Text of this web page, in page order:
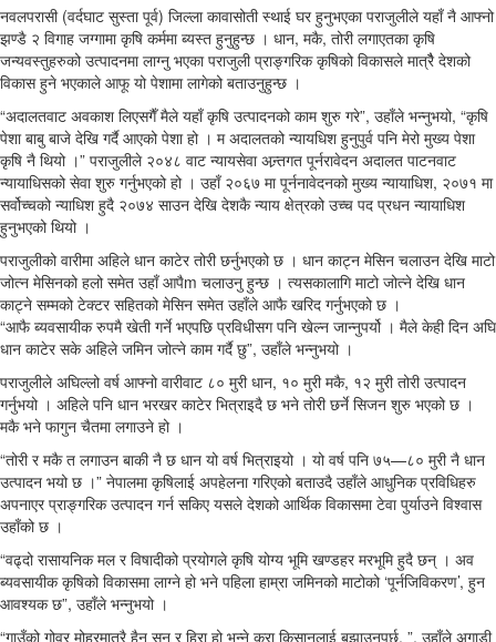
नवलपरासी (वर्दघाट सुस्ता पूर्व) जिल्ला कावासोती स्थाई घर हुनुभएका पराजुलीले यहाँ नै आफ्नो
झण्डै २ विगाह जग्गामा कृषि कर्ममा ब्यस्त हुनुहुन्छ । धान, मकै, तोरी लगाएतका कृषि
जन्यवस्तुहरुको उत्पादनमा लाग्नु भएका पराजुली प्राङ्गरिक कृषिको विकासले मात्रैै देशको
विकास हुने भएकाले आफू यो पेशामा लागेको बताउनुहुन्छ ।
“अदालतवाट अवकाश लिएसगैँ मैले यहाँ कृषि उत्पादनको काम शुरु गरे”, उहाँले भन्नुभयो, “कृषि
पेशा बाबु बाजे देखि गर्दै आएको पेशा हो । म अदालतको न्यायधिश हुनुपुर्व पनि मेरो मुख्य पेशा
कृषि नै थियो ।” पराजुलीले २०४८ वाट न्यायसेवा अन्र्तगत पूर्नरावेदन अदालत पाटनवाट
न्यायाधिसको सेवा शुरु गर्नुभएको हो । उहाँ २०६७ मा पूर्ननावेदनको मुख्य न्यायाधिश, २०७१ मा
सर्वोच्चको न्याधिश हुदै २०७४ साउन देखि देशकै न्याय क्षेत्रको उच्च पद प्रधन न्यायाधिश
हुनुभएको थियो ।
पराजुलीको वारीमा अहिले धान काटेर तोरी छर्नुभएको छ । धान काट्न मेसिन चलाउन देखि माटो
जोत्न मेसिनको हलो समेत उहाँ आपैm चलाउनु हुन्छ । त्यसकालागि माटो जोत्ने देखि धान
काट्ने सम्मको टेक्टर सहितको मेसिन समेत उहाँले आफै खरिद गर्नुभएको छ ।
“आफै ब्यवसायीक रुपमै खेती गर्ने भएपछि प्रविधीसग पनि खेल्न जान्नुपर्यो । मैले केही दिन अघि
धान काटेर सके अहिले जमिन जोत्ने काम गर्दै छु”, उहाँले भन्नुभयो ।
पराजुलीले अघिल्लो वर्ष आफ्नो वारीवाट ८० मुरी धान, १० मुरी मकै, १२ मुरी तोरी उत्पादन
गर्नुभयो । अहिले पनि धान भरखर काटेर भित्राइदै छ भने तोरी छर्ने सिजन शुरु भएको छ ।
मकै भने फागुन चैतमा लगाउने हो ।
“तोरी र मकै त लगाउन बाकी नै छ धान यो वर्ष भित्राइयो । यो वर्ष पनि ७५—८० मुरी नै धान
उत्पादन भयो छ ।” नेपालमा कृषिलाई अपहेलना गरिएको बताउदै उहाँले आधुनिक प्रविधिहरु
अपनाएर प्राङ्गरिक उत्पादन गर्न सकिए यसले देशको आर्थिक विकासमा टेवा पुर्याउने विश्वास
उहाँको छ ।
“वढ्दो रासायनिक मल र विषादीको प्रयोगले कृषि योग्य भूमि खण्डहर मरभूमि हुदै छन् । अव
ब्यवसायीक कृषिको विकासमा लाग्ने हो भने पहिला हाम्रा जमिनको माटोको ‘पूर्नजिविकरण’, हुन
आवश्यक छ”, उहाँले भन्नुभयो ।
“गाउँको गोवर मोहरमात्रै हैन सुन र हिरा हो भन्ने कुरा किसानलाई बुझाउनुपर्छ, ”, उहाँले अगाडी